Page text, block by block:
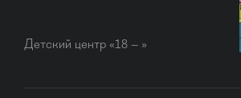
Детский центр «18 – »